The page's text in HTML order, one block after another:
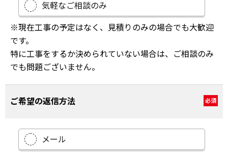
気軽なご相談のみ
※現在工事の予定はなく、見積りのみの場合でも大歓迎
です。
特に工事をするか決められていない場合は、ご相談のみ
でも問題ございません。
ご希望の返信方法 必須
メール